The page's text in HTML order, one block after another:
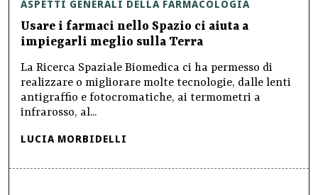
ASPETTI GENERALI DELLA FARMACOLOGIA
Usare i farmaci nello Spazio ci aiuta a
impiegarli meglio sulla Terra
La Ricerca Spaziale Biomedica ci ha permesso di
realizzare o migliorare molte tecnologie, dalle lenti
antigraffio e fotocromatiche, ai termometri a
infrarosso, al...
LUCIA MORBIDELLI